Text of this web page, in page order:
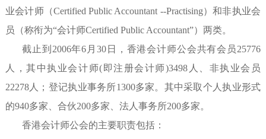
业会计师（Certified Public Accountant --Practising）和非执业会
员（称衔为“会计师Certified Public Accountant”）两类。
截止到2006年6月30日，香港会计师公会共有会员25776
人，其中执业会计师(即注册会计师)3498人、非执业会员
22278人；登记执业事务所1300多家。其中采取个人执业形式
的940多家、合伙200多家、法人事务所200多家。
香港会计师公会的主要职责包括：